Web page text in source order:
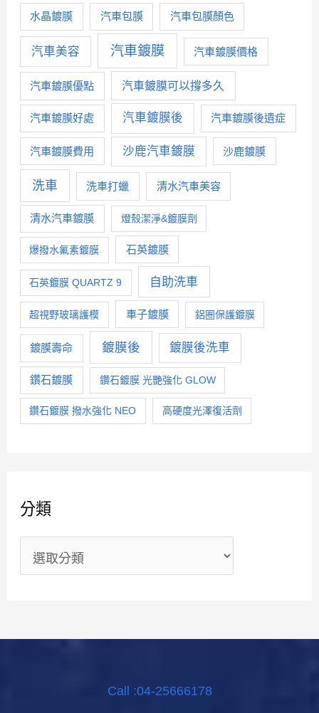
水晶鍍膜 汽車包膜 汽車包膜顏色
汽車美容 汽車鍍膜 汽車鍍膜價格
汽車鍍膜優點 汽車鍍膜可以撐多久
汽車鍍膜好處 汽車鍍膜後 汽車鍍膜後遺症
汽車鍍膜費用 沙鹿汽車鍍膜 沙鹿鍍膜
洗車 洗車打蠟 清水汽車美容
清水汽車鍍膜 燈殼潔淨&鍍膜劑
爆撥水氟素鍍膜 石英鍍膜
石英鍍膜 QUARTZ 9 自助洗車
超視野玻璃護模 車子鍍膜 鋁圈保護鍍膜
鍍膜壽命 鍍膜後 鍍膜後洗車
鑽石鍍膜 鑽石鍍膜 光艷強化 GLOW
鑽石鍍膜 撥水強化 NEO 高硬度光澤復活劑
分類
Call :04-25666178